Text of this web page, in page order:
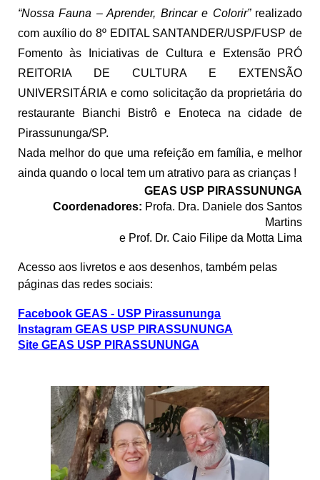
“Nossa Fauna – Aprender, Brincar e Colorir” realizado
com auxílio do 8º EDITAL SANTANDER/USP/FUSP de
Fomento às Iniciativas de Cultura e Extensão PRÓ
REITORIA DE CULTURA E EXTENSÃO
UNIVERSITÁRIA e como solicitação da proprietária do
restaurante Bianchi Bistrô e Enoteca na cidade de
Pirassununga/SP.
Nada melhor do que uma refeição em família, e melhor
ainda quando o local tem um atrativo para as crianças !
GEAS USP PIRASSUNUNGA
Coordenadores: Profa. Dra. Daniele dos Santos
Martins
e Prof. Dr. Caio Filipe da Motta Lima
Acesso aos livretos e aos desenhos, também pelas
páginas das redes sociais:
Facebook GEAS - USP Pirassununga
Instagram GEAS USP PIRASSUNUNGA
Site GEAS USP PIRASSUNUNGA